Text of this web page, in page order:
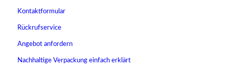
Kontaktformular
Rückrufservice
Angebot anfordern
Nachhaltige Verpackung einfach erklärt